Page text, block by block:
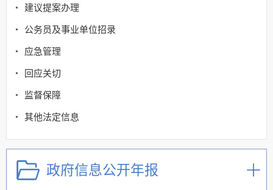
建议提案办理
公务员及事业单位招录
应急管理
回应关切
监督保障
其他法定信息
政府信息公开年报